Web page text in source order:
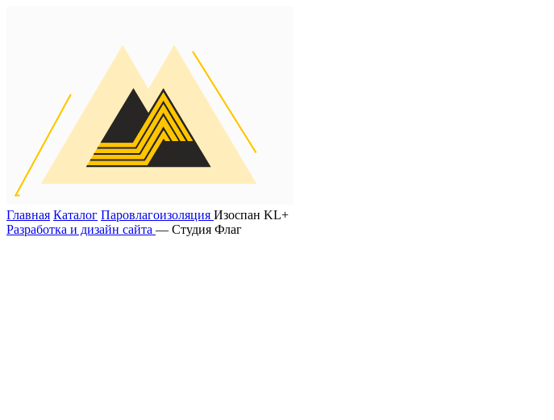
Главная Каталог Паровлагоизоляция Изоспан KL+
Разработка и дизайн сайта — Студия Флаг